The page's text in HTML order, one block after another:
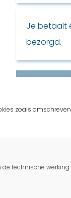
Je betaalt
bezorgd.
zoals
technische